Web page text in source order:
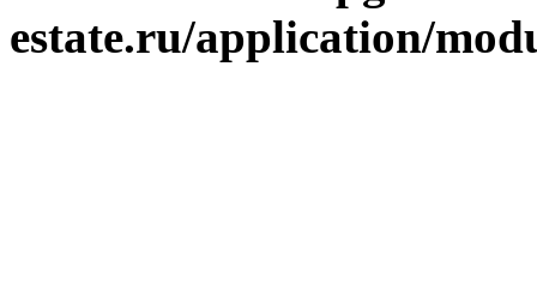
estate.ru/application/